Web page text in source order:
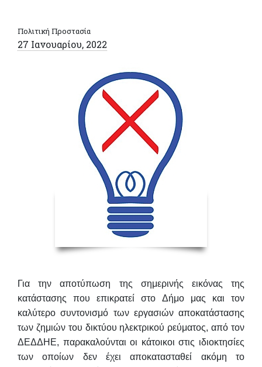
Πολιτική Προστασία
27 Ιανουαρίου, 2022
Για την αποτύπωση της σημερινής εικόνας της
κατάστασης που επικρατεί στο Δήμο μας και τον
καλύτερο συντονισμό των εργασιών αποκατάστασης
των ζημιών του δικτύου ηλεκτρικού ρεύματος, από τον
ΔΕΔΔΗΕ, παρακαλούνται οι κάτοικοι στις ιδιοκτησίες
των οποίων δεν έχει αποκατασταθεί ακόμη το